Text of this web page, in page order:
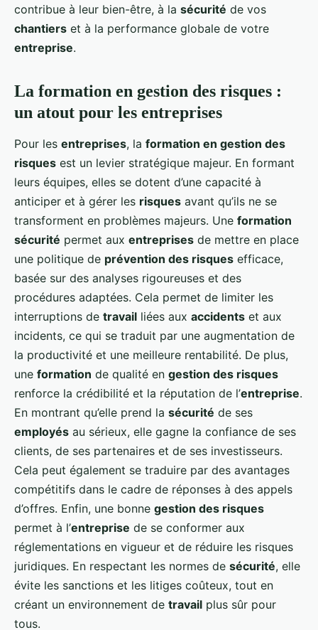
contribue à leur bien-être, à la sécurité de vos
chantiers et à la performance globale de votre
entreprise.
La formation en gestion des risques :
un atout pour les entreprises
Pour les entreprises, la formation en gestion des
risques est un levier stratégique majeur. En formant
leurs équipes, elles se dotent d’une capacité à
anticiper et à gérer les risques avant qu’ils ne se
transforment en problèmes majeurs. Une formation
sécurité permet aux entreprises de mettre en place
une politique de prévention des risques efficace,
basée sur des analyses rigoureuses et des
procédures adaptées. Cela permet de limiter les
interruptions de travail liées aux accidents et aux
incidents, ce qui se traduit par une augmentation de
la productivité et une meilleure rentabilité. De plus,
une formation de qualité en gestion des risques
renforce la crédibilité et la réputation de l’entreprise.
En montrant qu’elle prend la sécurité de ses
employés au sérieux, elle gagne la confiance de ses
clients, de ses partenaires et de ses investisseurs.
Cela peut également se traduire par des avantages
compétitifs dans le cadre de réponses à des appels
d’offres. Enfin, une bonne gestion des risques
permet à l’entreprise de se conformer aux
réglementations en vigueur et de réduire les risques
juridiques. En respectant les normes de sécurité, elle
évite les sanctions et les litiges coûteux, tout en
créant un environnement de travail plus sûr pour
tous.